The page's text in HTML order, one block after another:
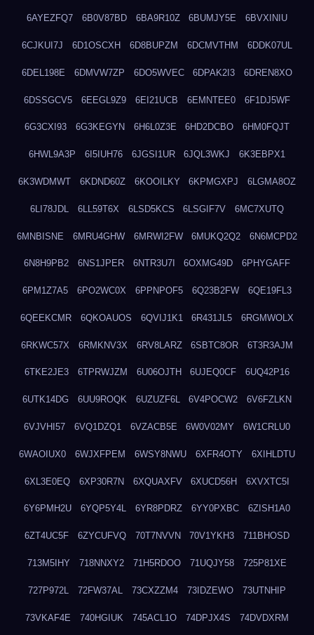
6AYEZFQ7 6B0V87BD 6BA9R10Z 6BUMJY5E 6BVXINIU
6CJKUI7J 6D1OSCXH 6D8BUPZM 6DCMVTHM 6DDK07UL
6DEL198E 6DMVW7ZP 6DO5WVEC 6DPAK2I3 6DREN8XO
6DSSGCV5 6EEGL9Z9 6EI21UCB 6EMNTEE0 6F1DJ5WF
6G3CXI93 6G3KEGYN 6H6L0Z3E 6HD2DCBO 6HM0FQJT
6HWL9A3P 6I5IUH76 6JGSI1UR 6JQL3WKJ 6K3EBPX1
6K3WDMWT 6KDND60Z 6KOOILKY 6KPMGXPJ 6LGMA8OZ
6LI78JDL 6LL59T6X 6LSD5KCS 6LSGIF7V 6MC7XUTQ
6MNBISNE 6MRU4GHW 6MRWI2FW 6MUKQ2Q2 6N6MCPD2
6N8H9PB2 6NS1JPER 6NTR3U7I 6OXMG49D 6PHYGAFF
6PM1Z7A5 6PO2WC0X 6PPNPOF5 6Q23B2FW 6QE19FL3
6QEEKCMR 6QKOAUOS 6QVIJ1K1 6R431JL5 6RGMWOLX
6RKWC57X 6RMKNV3X 6RV8LARZ 6SBTC8OR 6T3R3AJM
6TKE2JE3 6TPRWJZM 6U06OJTH 6UJEQ0CF 6UQ42P16
6UTK14DG 6UU9ROQK 6UZUZF6L 6V4POCW2 6V6FZLKN
6VJVHI57 6VQ1DZQ1 6VZACB5E 6W0V02MY 6W1CRLU0
6WAOIUX0 6WJXFPEM 6WSY8NWU 6XFR4OTY 6XIHLDTU
6XL3E0EQ 6XP30R7N 6XQUAXFV 6XUCD56H 6XVXTC5I
6Y6PMH2U 6YQP5Y4L 6YR8PDRZ 6YY0PXBC 6ZISH1A0
6ZT4UC5F 6ZYCUFVQ 70T7NVVN 70V1YKH3 711BHOSD
713M5IHY 718NNXY2 71H5RDOO 71UQJY58 725P81XE
727P972L 72FW37AL 73CXZZM4 73IDZEWO 73UTNHIP
73VKAF4E 740HGIUK 745ACL1O 74DPJX4S 74DVDXRM